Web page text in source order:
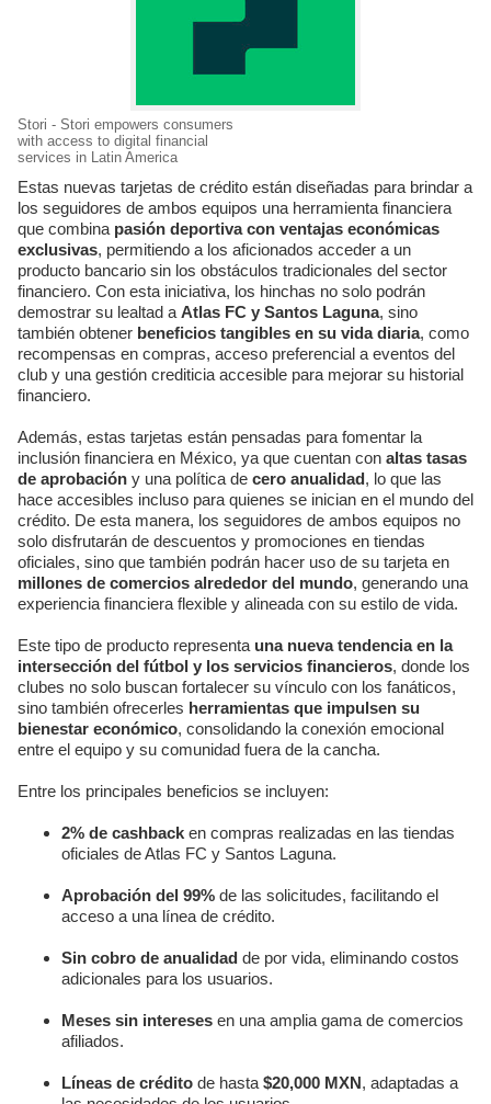
Stori - Stori empowers consumers
with access to digital financial
services in Latin America
Estas nuevas tarjetas de crédito están diseñadas para brindar a
los seguidores de ambos equipos una herramienta financiera
que combina pasión deportiva con ventajas económicas
exclusivas, permitiendo a los aficionados acceder a un
producto bancario sin los obstáculos tradicionales del sector
financiero. Con esta iniciativa, los hinchas no solo podrán
demostrar su lealtad a Atlas FC y Santos Laguna, sino
también obtener beneficios tangibles en su vida diaria, como
recompensas en compras, acceso preferencial a eventos del
club y una gestión crediticia accesible para mejorar su historial
financiero.
Además, estas tarjetas están pensadas para fomentar la
inclusión financiera en México, ya que cuentan con altas tasas
de aprobación y una política de cero anualidad, lo que las
hace accesibles incluso para quienes se inician en el mundo del
crédito. De esta manera, los seguidores de ambos equipos no
solo disfrutarán de descuentos y promociones en tiendas
oficiales, sino que también podrán hacer uso de su tarjeta en
millones de comercios alrededor del mundo, generando una
experiencia financiera flexible y alineada con su estilo de vida.
Este tipo de producto representa una nueva tendencia en la
intersección del fútbol y los servicios financieros, donde los
clubes no solo buscan fortalecer su vínculo con los fanáticos,
sino también ofrecerles herramientas que impulsen su
bienestar económico, consolidando la conexión emocional
entre el equipo y su comunidad fuera de la cancha.
Entre los principales beneficios se incluyen:
2% de cashback en compras realizadas en las tiendas
oficiales de Atlas FC y Santos Laguna.
Aprobación del 99% de las solicitudes, facilitando el
acceso a una línea de crédito.
Sin cobro de anualidad de por vida, eliminando costos
adicionales para los usuarios.
Meses sin intereses en una amplia gama de comercios
afiliados.
Líneas de crédito de hasta $20,000 MXN, adaptadas a